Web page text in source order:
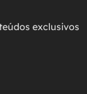
exclusivos